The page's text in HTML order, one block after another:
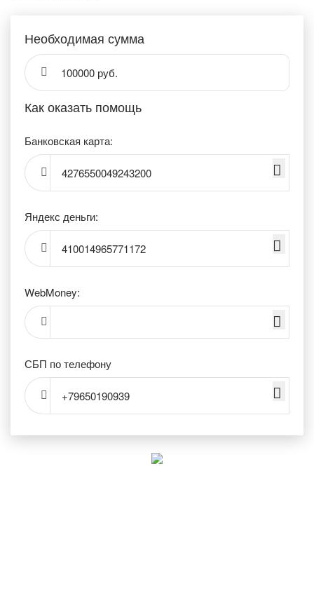
Необходимая сумма
100000 руб.
Как оказать помощь
Банковская карта:
4276550049243200
Яндекс деньги:
410014965771172
WebMoney:
СБП по телефону
+79650190939